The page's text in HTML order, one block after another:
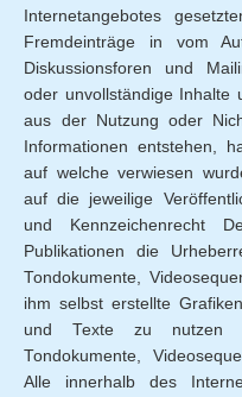
Internetangebotes
Fremdeinträge in vom
Diskussionsforen und
oder unvollständige Inhalte
aus der Nutzung oder
Informationen entstehen,
auf welche verwiesen
auf die jeweilige
und Kennzeichenrecht
Publikationen die
Tondokumente,
ihm selbst erstellte
und Texte zu nutzen
Tondokumente,
Alle innerhalb des